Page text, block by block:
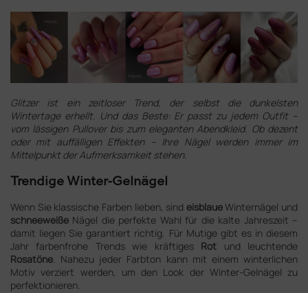
Glitzer ist ein zeitloser Trend, der selbst die dunkelsten
Wintertage erhellt. Und das Beste: Er passt zu jedem Outfit –
vom lässigen Pullover bis zum eleganten Abendkleid. Ob dezent
oder mit auffälligen Effekten – Ihre Nägel werden immer im
Mittelpunkt der Aufmerksamkeit stehen.
Trendige Winter-Gelnägel
Wenn Sie klassische Farben lieben, sind eisblaueWinternägel und
schneeweiße Nägel die perfekte Wahl für die kalte Jahreszeit –
damit liegen Sie garantiert richtig. Für Mutige gibt es in diesem
Jahr farbenfrohe Trends wie kräftiges Rot und leuchtende
Rosatöne. Nahezu jeder Farbton kann mit einem winterlichen
Motiv verziert werden, um den Look der Winter-Gelnägel zu
perfektionieren.